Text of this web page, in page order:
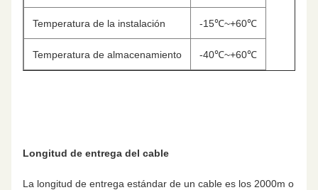
Temperatura de la instalación -15℃~+60℃
Temperatura de almacenamiento -40℃~+60℃
Longitud de entrega del cable
La longitud de entrega estándar de un cable es los 2000m o